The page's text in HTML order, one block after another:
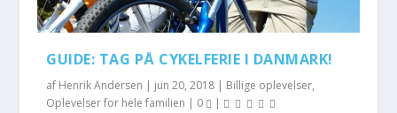
GUIDE: TAG PÅ CYKELFERIE I DANMARK!
af Henrik Andersen | jun 20, 2018 | Billige oplevelser,
Oplevelser for hele familien | 0 |